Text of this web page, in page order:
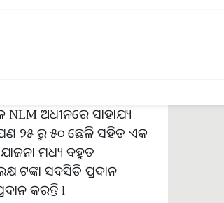
ଅଧୀନରେ ସାହାଯ୍ୟ
୨୫ ରୁ ୫୦ ଛେଳି ସହିତ ଏକ
ମଧ୍ୟ ବହୁତ
ଟଙ୍କା ସବସିଡି ପ୍ରଦାନ
କରନ୍ତି l